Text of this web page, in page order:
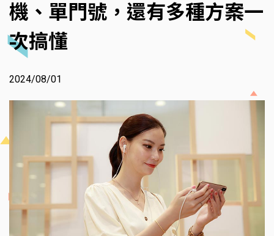
機、單門號，還有多種方案一
次搞懂
2024/08/01